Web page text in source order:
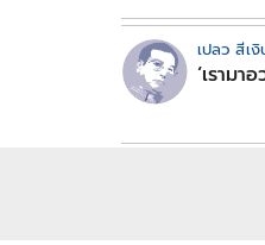
เปลว สีเงิ
‘เรามา